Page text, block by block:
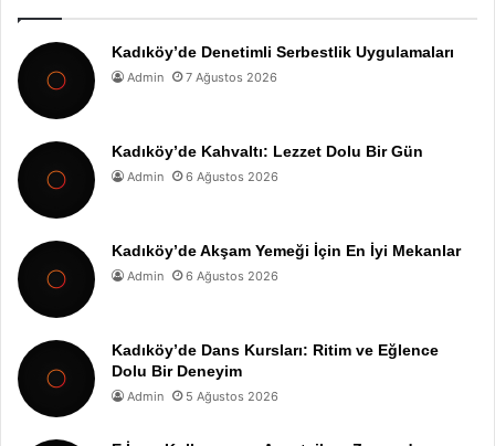
Kadıköy’de Denetimli Serbestlik Uygulamaları
Admin 7 Ağustos 2026
Kadıköy’de Kahvaltı: Lezzet Dolu Bir Gün
Admin 6 Ağustos 2026
Kadıköy’de Akşam Yemeği İçin En İyi Mekanlar
Admin 6 Ağustos 2026
Kadıköy’de Dans Kursları: Ritim ve Eğlence
Dolu Bir Deneyim
Admin 5 Ağustos 2026